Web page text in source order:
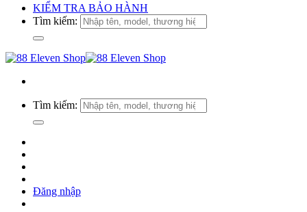
KIỂM TRA BẢO HÀNH
Tìm kiếm:
Tìm kiếm:
Đăng nhập